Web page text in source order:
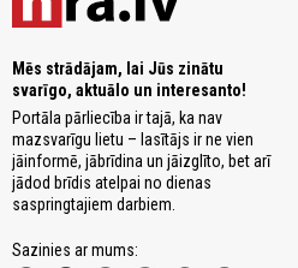
Mēs strādājam, lai Jūs zinātu
svarīgo, aktuālo un interesanto!
Portāla pārliecība ir tajā, ka nav
mazsvarīgu lietu – lasītājs ir ne vien
jāinformē, jābrīdina un jāizglīto, bet arī
jādod brīdis atelpai no dienas
saspringtajiem darbiem.
Sazinies ar mums: